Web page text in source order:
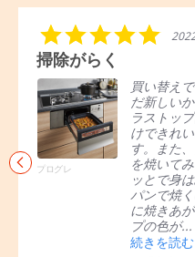
R
v
i
e
w
s
c
a
r
5.
0
s
t
a
r
r
a
t
2022-12-04
買い替えでプログレを購
だ新しいからか、プログ
ラストップは、ふきんで
けできれいになって掃除
す。また、グリルコンロ
を焼いてみましたが、皮
ッとで身はふっくらと、
パンで焼くのとは、一味
に焼きあがります。ガラ